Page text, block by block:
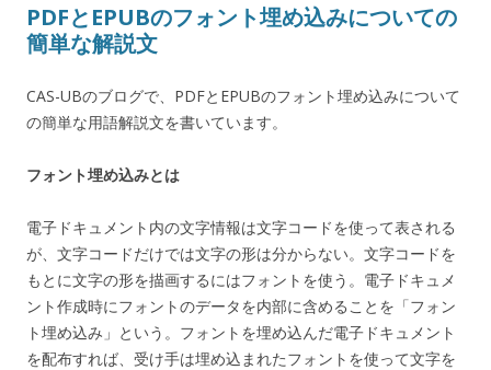
PDFとEPUBのフォント埋め込みについての
簡単な解説文
CAS-UBのブログで、PDFとEPUBのフォント埋め込みについて
の簡単な用語解説文を書いています。
フォント埋め込みとは
電子ドキュメント内の文字情報は文字コードを使って表される
が、文字コードだけでは文字の形は分からない。文字コードを
もとに文字の形を描画するにはフォントを使う。電子ドキュメ
ント作成時にフォントのデータを内部に含めることを「フォン
ト埋め込み」という。フォントを埋め込んだ電子ドキュメント
を配布すれば、受け手は埋め込まれたフォントを使って文字を